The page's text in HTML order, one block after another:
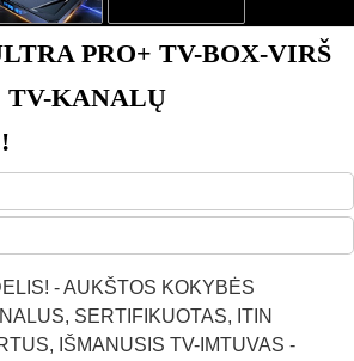
PRO+ TV-BOX-VIRŠ
TV-KANALŲ
- AUKŠTOS KOKYBĖS
SERTIFIKUOTAS, ITIN
IŠMANUSIS TV-IMTUVAS -